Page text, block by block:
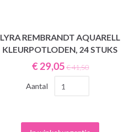
LYRA REMBRANDT AQUARELL
KLEURPOTLODEN, 24 STUKS
€ 29,05 € 41,50
Aantal